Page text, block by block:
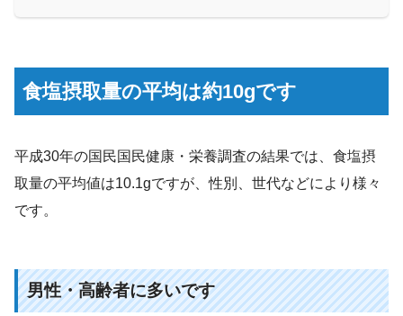
食塩摂取量の平均は約10gです
平成30年の国民国民健康・栄養調査の結果では、食塩摂
取量の平均値は10.1gですが、性別、世代などにより様々
です。
男性・高齢者に多いです